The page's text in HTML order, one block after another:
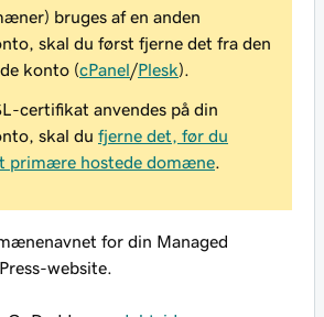
bruges af en anden
skal du først fjerne det fra den
konto (cPanel/Plesk).
certifikat anvendes på din
skal du fjerne det, før du
primære hostede domæne
for din Managed
website.